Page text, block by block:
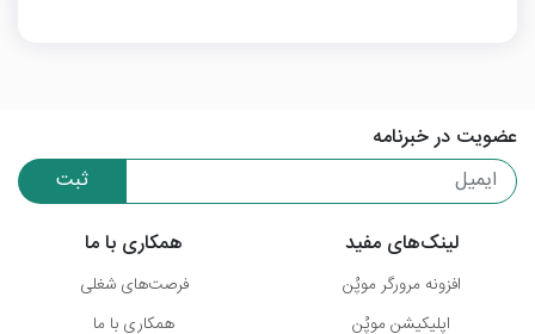
عضویت در خبرنامه
ثبت
لینک‌های مفید
افزونه مرورگر موپُن
اپلیکیشن موپُن
همکاری با ما
فرصت‌های شغلی
همکاری با ما